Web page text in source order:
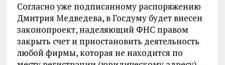
Согласно уже подписанному распоряжению
Дмитрия Медведева, в Госдуму будет внесен
законопроект, наделяющий ФНС правом
закрыть счет и приостановить деятельность
любой фирмы, которая не находится по